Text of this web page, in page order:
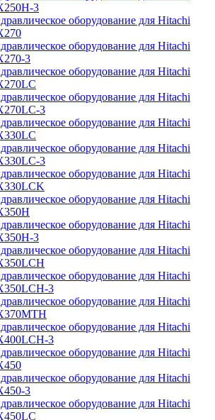
3
оборудование для Hitachi
оборудование для Hitachi
3
оборудование для Hitachi
оборудование для Hitachi
3
оборудование для Hitachi
оборудование для Hitachi
3
оборудование для Hitachi
оборудование для Hitachi
оборудование для Hitachi
3
оборудование для Hitachi
оборудование для Hitachi
3
оборудование для Hitachi
оборудование для Hitachi
3
оборудование для Hitachi
оборудование для Hitachi
3
оборудование для Hitachi